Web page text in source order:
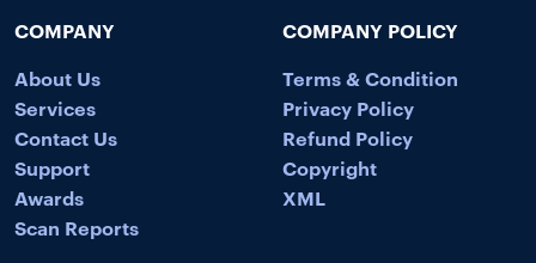
COMPANY
About Us
Services
Contact Us
Support
Awards
Scan Reports
COMPANY POLICY
Terms & Condition
Privacy Policy
Refund Policy
Copyright
XML